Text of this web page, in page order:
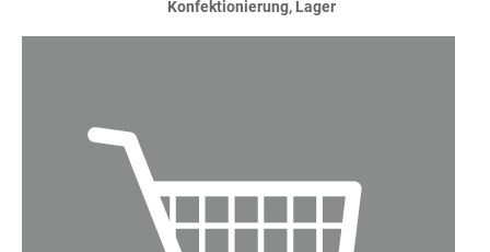
Konfektionierung, Lager